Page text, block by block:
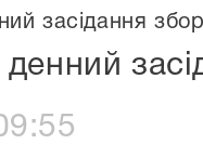
засідання